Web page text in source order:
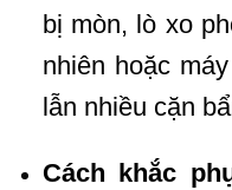
bị mòn, lò xo
nhiên hoặc
lẫn nhiều cặn
Cách khắc